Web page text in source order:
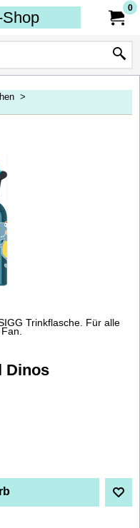
0
>
Trinkflasche. Für alle
Dinos